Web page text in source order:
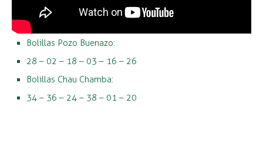
Bolillas Pozo Buenazo:
28 – 02 – 18 – 03 – 16 – 26
Bolillas Chau Chamba:
34 – 36 – 24 – 38 – 01 – 20